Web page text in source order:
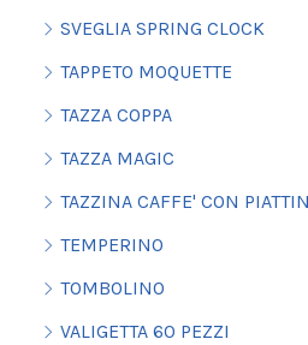
SVEGLIA SPRING CLOCK
TAPPETO MOQUETTE
TAZZA COPPA
TAZZA MAGIC
TAZZINA CAFFE' CON
TEMPERINO
TOMBOLINO
VALIGETTA 60 PEZZI